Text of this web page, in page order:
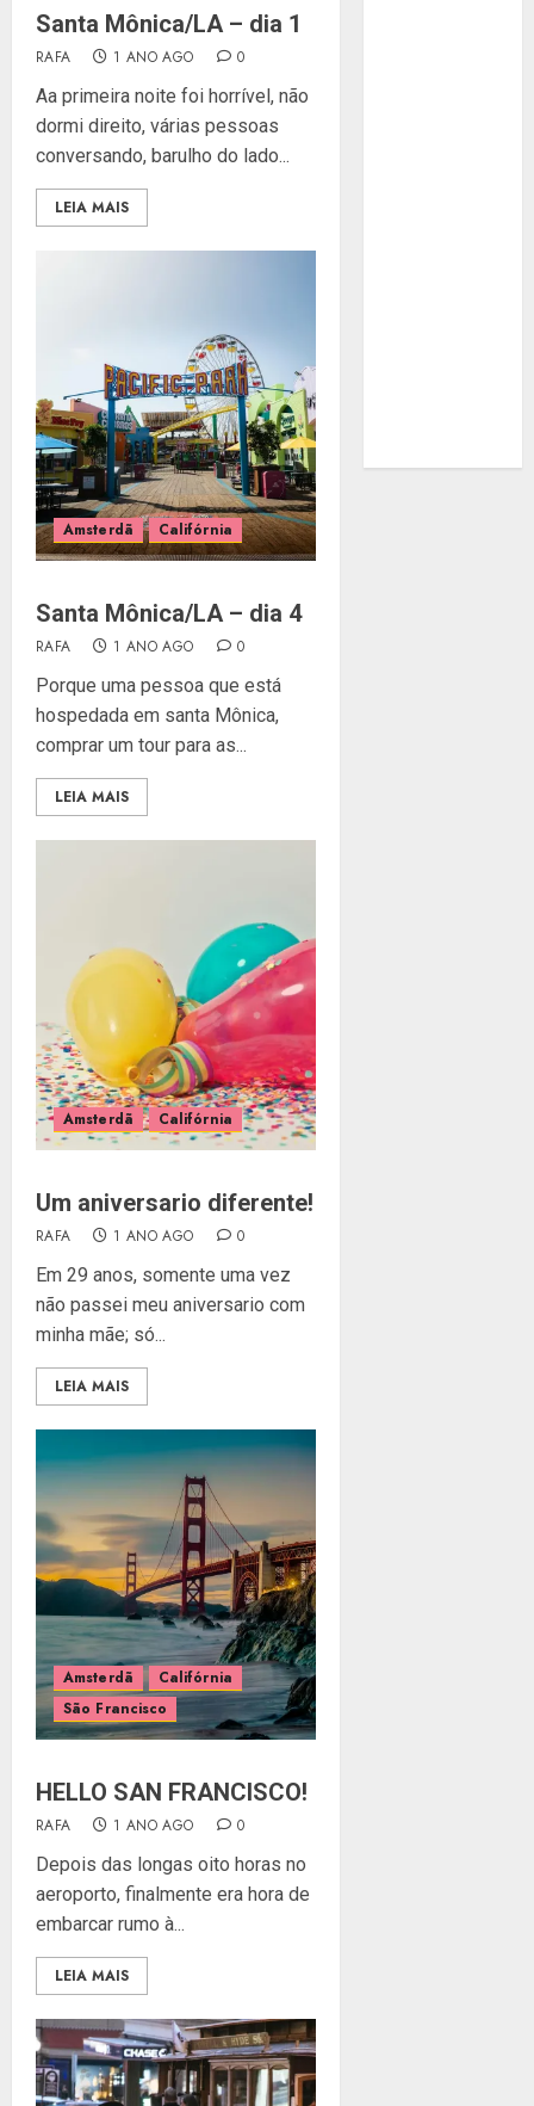
Santa Mônica/LA – dia 1
RAFA 1 ANO AGO 0
Aa primeira noite foi horrível, não
dormi direito, várias pessoas
conversando, barulho do lado...
LEIA MAIS
Amsterdã Califórnia
Santa Mônica/LA – dia 4
RAFA 1 ANO AGO 0
Porque uma pessoa que está
hospedada em santa Mônica,
comprar um tour para as...
LEIA MAIS
Amsterdã Califórnia
Um aniversario diferente!
RAFA 1 ANO AGO 0
Em 29 anos, somente uma vez
não passei meu aniversario com
minha mãe; só...
LEIA MAIS
Amsterdã
Califórnia
São Francisco
HELLO SAN FRANCISCO!
RAFA 1 ANO AGO 0
Depois das longas oito horas no
aeroporto, finalmente era hora de
embarcar rumo à...
LEIA MAIS